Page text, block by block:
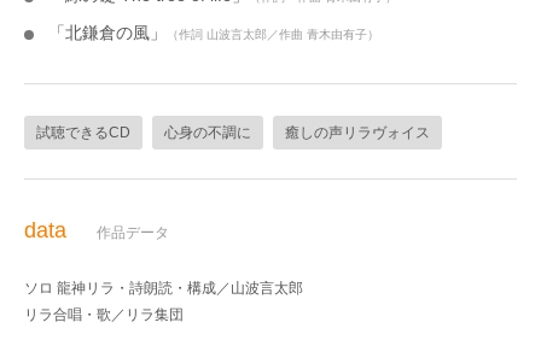
「北鎌倉の風」 （作詞 山波言太郎／作曲 青木由有子）
試聴できるCD 心身の不調に 癒しの声リラヴォイス
data 作品データ
ソロ 龍神リラ・詩朗読・構成／山波言太郎
リラ合唱・歌／リラ集団